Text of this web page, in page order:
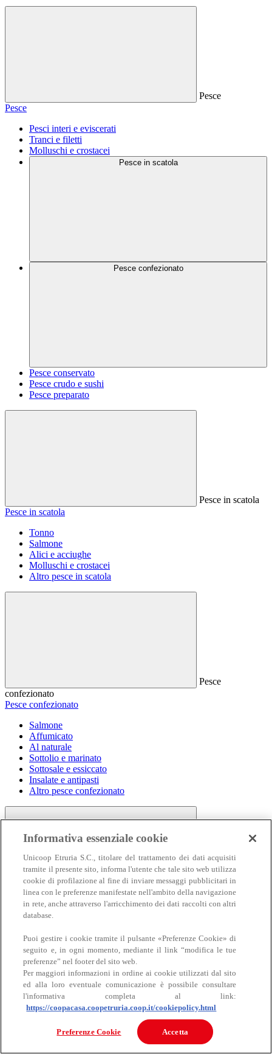
Pesce
Pesce
Pesci interi e eviscerati
Tranci e filetti
Molluschi e crostacei
Pesce in scatola
Pesce confezionato
Pesce conservato
Pesce crudo e sushi
Pesce preparato
Pesce in scatola
Pesce in scatola
Tonno
Salmone
Alici e acciughe
Molluschi e crostacei
Altro pesce in scatola
Pesce
confezionato
Pesce confezionato
Salmone
Affumicato
Al naturale
Sottolio e marinato
Sottosale e essiccato
Insalate e antipasti
Altro pesce confezionato
Carne
Carne
Bovino
Informativa essenziale cookie
Unicoop Etruria S.C., titolare del trattamento dei dati acquisiti
tramite il presente sito, informa l'utente che tale sito web utilizza
cookie di profilazione al fine di inviare messaggi pubblicitari in
linea con le preferenze manifestate nell'ambito della navigazione
in rete, anche attraverso l'arricchimento dei dati raccolti con altri
database.
Puoi gestire i cookie tramite il pulsante «Preferenze Cookie» di
seguito e, in ogni momento, mediante il link “modifica le tue
preferenze” nel footer del sito web.
Per maggiori informazioni in ordine ai cookie utilizzati dal sito
ed alla loro eventuale comunicazione è possibile consultare
l'informativa completa al link:
https://coopacasa.coopetruria.coop.it/cookiepolicy.html
Preferenze Cookie Accetta